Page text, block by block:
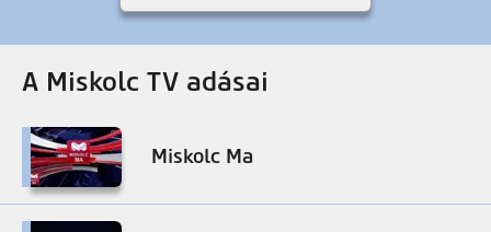
A Miskolc TV adásai
Miskolc Ma